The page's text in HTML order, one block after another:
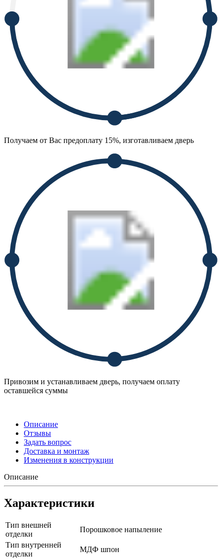
Получаем от Вас предоплату 15%, изготавливаем дверь
Привозим и устанавливаем дверь, получаем оплату
оставшейся суммы
Описание
Отзывы
Задать вопрос
Доставка и монтаж
Изменения в конструкции
Описание
Характеристики
Тип внешней
отделки
Порошковое напыление
Тип внутренней
отделки
МДФ шпон